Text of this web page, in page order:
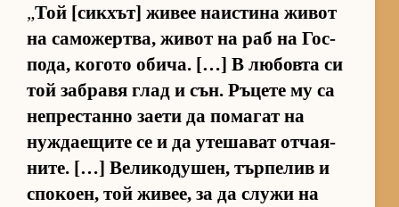
„Той [сик­хът] жи­вее на­ис­тина жи­вот
на са­мо­жер­т­ва, жи­вот на раб на Гос­
по­да, ко­гото оби­ча. […] В лю­бовта си
той заб­равя глад и сън. Ръ­цете му са
неп­рес­танно за­ети да по­ма­гат на
нуж­да­е­щите се и да уте­ша­ват от­ча­я­
ни­те. […] Ве­ли­ко­ду­шен, тър­пе­лив и
спо­ко­ен, той жи­вее, за да служи на